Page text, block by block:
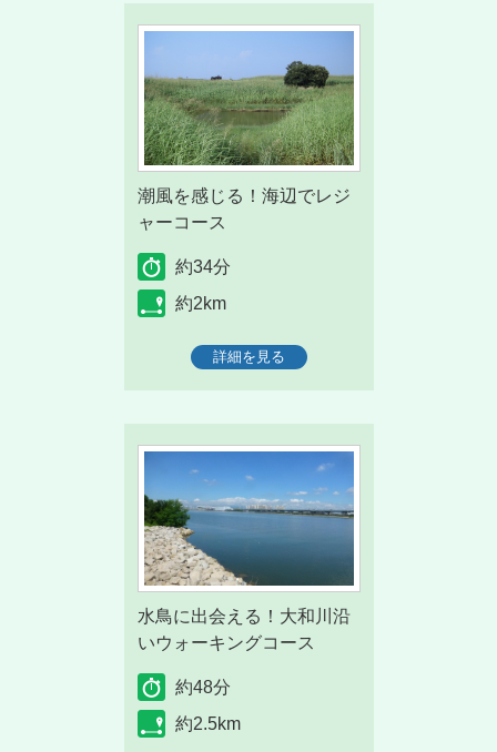
潮風を感じる！海辺でレジ
ャーコース
約34分
約2km
詳細を見る
水鳥に出会える！大和川沿
いウォーキングコース
約48分
約2.5km